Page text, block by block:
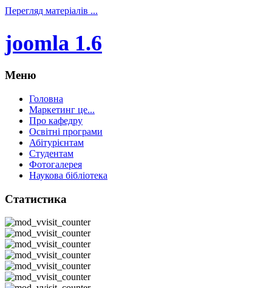
Перегляд матеріалів ...
joomla 1.6
Меню
Головна
Маркетинг це...
Про кафедру
Освітні програми
Абітурієнтам
Студентам
Фотогалерея
Наукова бібліотека
Статистика